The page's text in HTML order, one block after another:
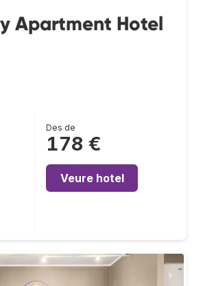
Apartment Hotel
Des de
178 €
Veure hotel